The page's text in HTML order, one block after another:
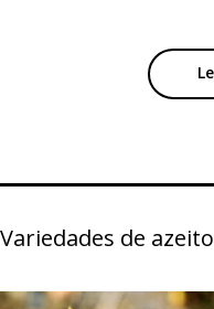
Variedades de